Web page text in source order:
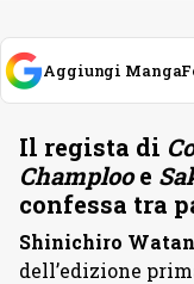
Aggiungi
Il regista di
Champlooe
confessa tra
Shinichiro
dell’edizione